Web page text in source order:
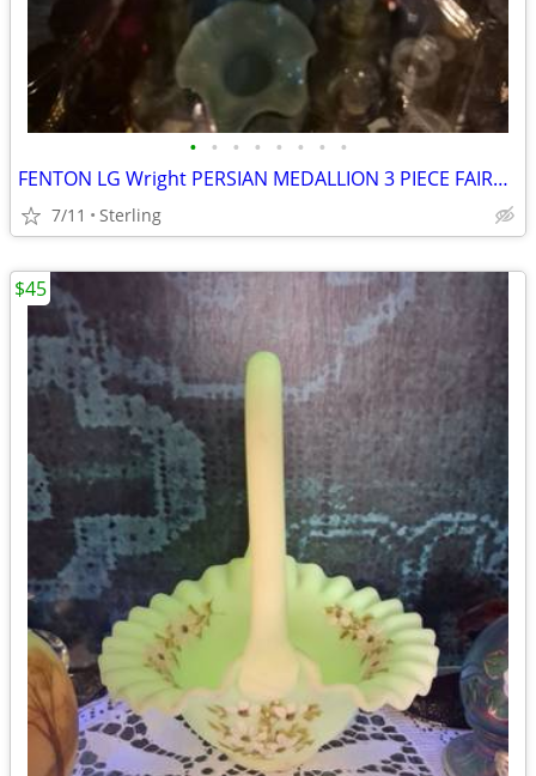
• • • • • • • •
FENTON LG Wright PERSIAN MEDALLION 3 PIECE FAIRY LAMP
7/11 Sterling
$45